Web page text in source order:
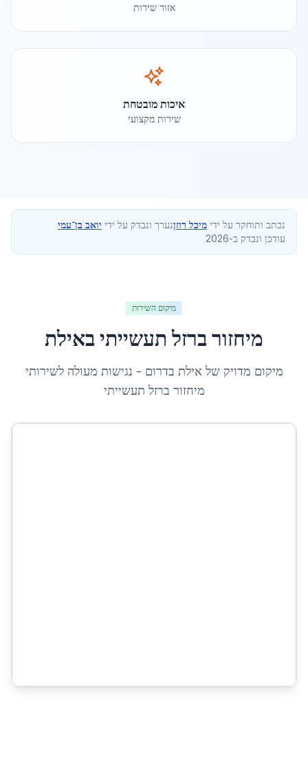
אזור שירות
איכות מובטחת
שירות מקצועי
נכתב ותוחקר על ידי מיכל רוזןנערך ונבדק על ידי יואב בן־עמי
עודכן ונבדק ב-2026
מיקום השירות
מיחזור ברזל תעשייתיבאילת
מיקום מדויק של אילת בדרום - נגישות מעולה לשירותי
מיחזור ברזל תעשייתי